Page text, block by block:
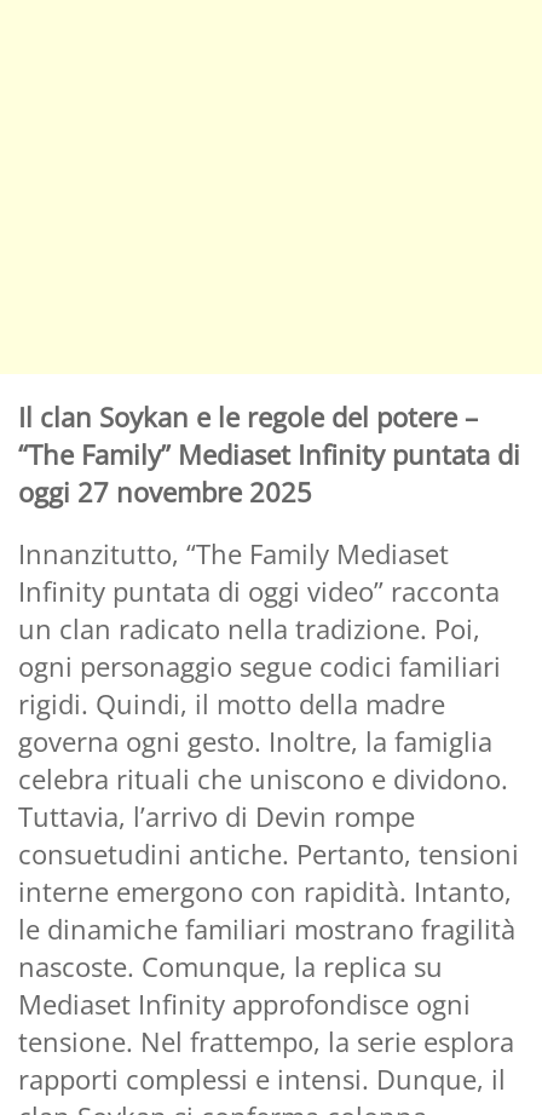
Il clan Soykan e le regole del potere –
“The Family” Mediaset Infinity puntata di
oggi 27 novembre 2025
Innanzitutto, “The Family Mediaset
Infinity puntata di oggi video” racconta
un clan radicato nella tradizione. Poi,
ogni personaggio segue codici familiari
rigidi. Quindi, il motto della madre
governa ogni gesto. Inoltre, la famiglia
celebra rituali che uniscono e dividono.
Tuttavia, l’arrivo di Devin rompe
consuetudini antiche. Pertanto, tensioni
interne emergono con rapidità. Intanto,
le dinamiche familiari mostrano fragilità
nascoste. Comunque, la replica su
Mediaset Infinity approfondisce ogni
tensione. Nel frattempo, la serie esplora
rapporti complessi e intensi. Dunque, il